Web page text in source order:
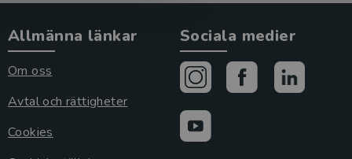
Allmänna länkar
Om oss
Avtal och rättigheter
Cookies
Sociala medier